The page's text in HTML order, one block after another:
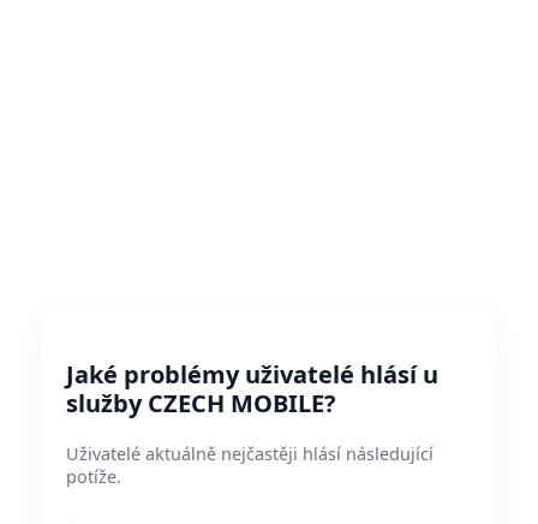
Jaké problémy uživatelé hlásí u
služby CZECH MOBILE?
Uživatelé aktuálně nejčastěji hlásí následující
potíže.